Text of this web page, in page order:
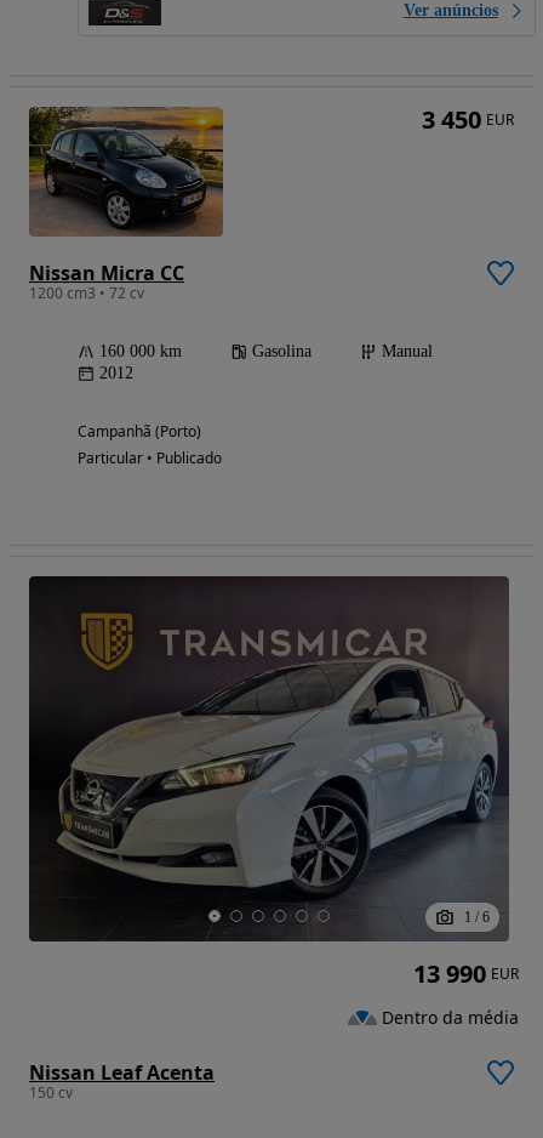
Ver anúncios
Nissan Micra CC
1200 cm3 • 72 cv
160 000 km Gasolina
Manual
2012
Campanhã (Porto)
Particular • Publicado
3 450 EUR
1 / 6
Nissan Leaf Acenta
150 cv
13 990 EUR
Dentro da média